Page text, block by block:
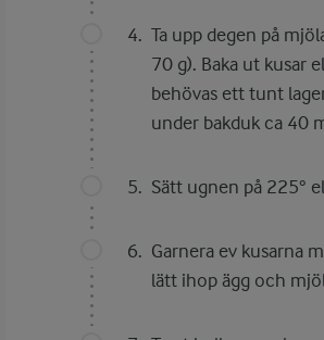
Ta upp degen på
70 g). Baka ut kusar
behövas ett tunt
under bakduk ca 40
Sätt ugnen på 225°
Garnera ev kusarna
lätt ihop ägg och